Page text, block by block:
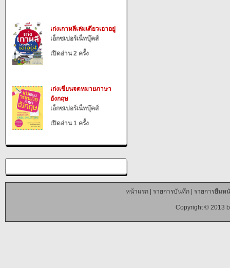
เก่งเกาหลีเล่มเดียวเอาอยู่
เอ็กซเปอร์เน็ทบุ๊คส์
เปิดอ่าน 2 ครั้ง
เก่งเขียนจดหมายภาษา
อังกฤษ
เอ็กซเปอร์เน็ทบุ๊คส์
เปิดอ่าน 1 ครั้ง
หน้าแรก| รายการบันทึก| รายการยืมห
Copyright © 2013